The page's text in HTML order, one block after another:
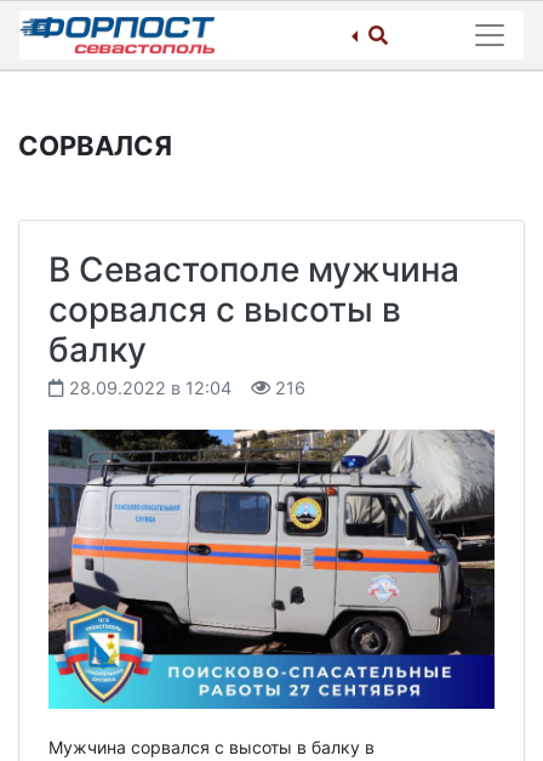
Skip
content
СОРВАЛСЯ
В Севастополе мужчина
сорвался с высоты в
балку
28.09.2022 в 12:04 216
Мужчина сорвался с высоты в балку в